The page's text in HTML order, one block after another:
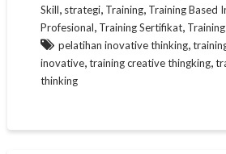
Skill, strategi, Training, Training Based
Profesional, Training Sertifikat,
pelatihan inovative thinking,
inovative,training creative thingking,
thinking